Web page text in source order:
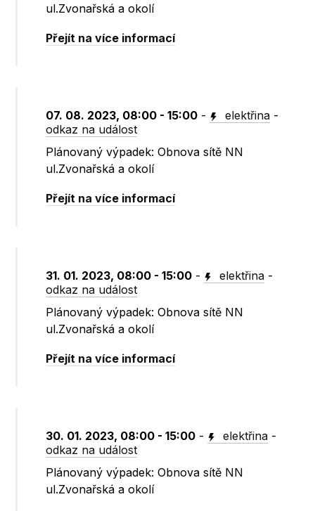
ul.Zvonařská a okolí
Přejít na více informací
07. 08. 2023, 08:00 - 15:00 - elektřina -
odkaz na událost
Plánovaný výpadek: Obnova sítě NN
ul.Zvonařská a okolí
Přejít na více informací
31. 01. 2023, 08:00 - 15:00 - elektřina -
odkaz na událost
Plánovaný výpadek: Obnova sítě NN
ul.Zvonařská a okolí
Přejít na více informací
30. 01. 2023, 08:00 - 15:00 - elektřina -
odkaz na událost
Plánovaný výpadek: Obnova sítě NN
ul.Zvonařská a okolí